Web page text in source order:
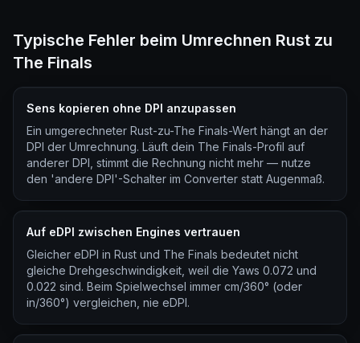
Typische Fehler beim Umrechnen Rust zu
The Finals
Sens kopieren ohne DPI anzupassen
Ein umgerechneter Rust-zu-The Finals-Wert hängt an der
DPI der Umrechnung. Läuft dein The Finals-Profil auf
anderer DPI, stimmt die Rechnung nicht mehr — nutze
den 'andere DPI'-Schalter im Converter statt Augenmaß.
Auf eDPI zwischen Engines vertrauen
Gleicher eDPI in Rust und The Finals bedeutet nicht
gleiche Drehgeschwindigkeit, weil die Yaws 0.072 und
0.022 sind. Beim Spielwechsel immer cm/360° (oder
in/360°) vergleichen, nie eDPI.